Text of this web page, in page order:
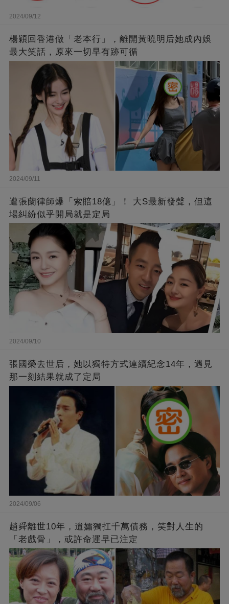
2024/09/12
楊穎回香港做「老本行」，離開黃曉明后她成內娛
最大笑話，原來一切早有跡可循
2024/09/11
遭張蘭律師爆「索賠18億」！ 大S最新發聲，但這
場糾紛似乎開局就是定局
2024/09/10
張國榮去世后，她以獨特方式連續紀念14年，遇見
那一刻結果就成了定局
2024/09/06
趙舜離世10年，遺孀獨扛千萬債務，笑對人生的
「老戲骨」，或許命運早已注定